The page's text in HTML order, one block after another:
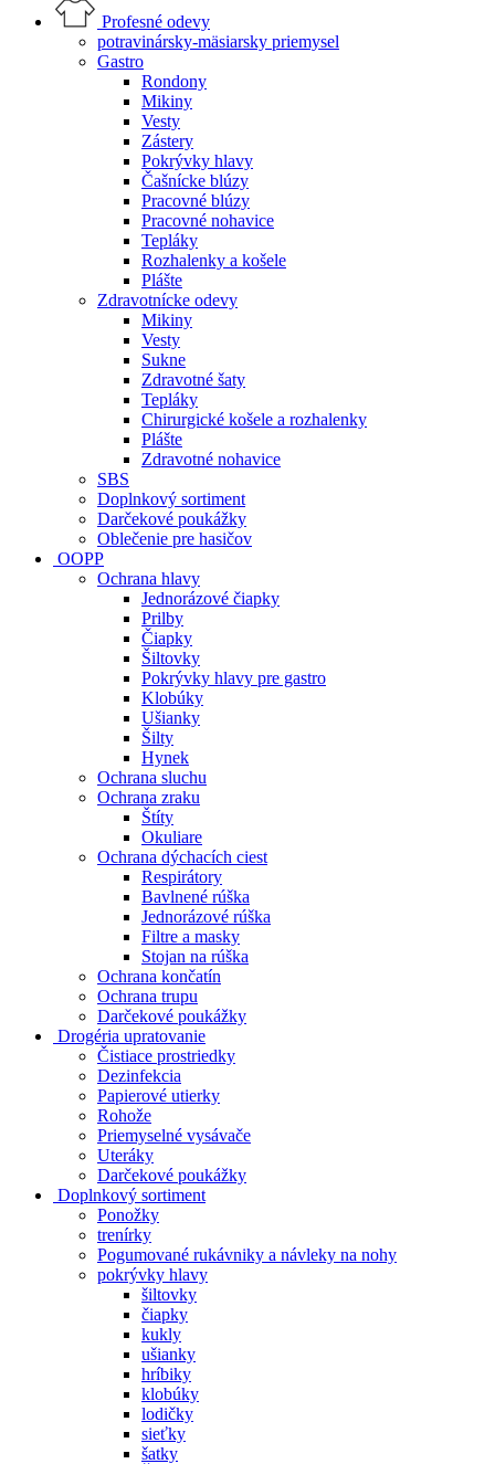
Profesné odevy
potravinársky-mäsiarsky priemysel
Gastro
Rondony
Mikiny
Vesty
Zástery
Pokrývky hlavy
Čašnícke blúzy
Pracovné blúzy
Pracovné nohavice
Tepláky
Rozhalenky a košele
Plášte
Zdravotnícke odevy
Mikiny
Vesty
Sukne
Zdravotné šaty
Tepláky
Chirurgické košele a rozhalenky
Plášte
Zdravotné nohavice
SBS
Doplnkový sortiment
Darčekové poukážky
Oblečenie pre hasičov
OOPP
Ochrana hlavy
Jednorázové čiapky
Prilby
Čiapky
Šiltovky
Pokrývky hlavy pre gastro
Klobúky
Ušianky
Šilty
Hynek
Ochrana sluchu
Ochrana zraku
Štíty
Okuliare
Ochrana dýchacích ciest
Respirátory
Bavlnené rúška
Jednorázové rúška
Filtre a masky
Stojan na rúška
Ochrana končatín
Ochrana trupu
Darčekové poukážky
Drogéria upratovanie
Čistiace prostriedky
Dezinfekcia
Papierové utierky
Rohože
Priemyselné vysávače
Uteráky
Darčekové poukážky
Doplnkový sortiment
Ponožky
trenírky
Pogumované rukávniky a návleky na nohy
pokrývky hlavy
šiltovky
čiapky
kukly
ušianky
hríbiky
klobúky
lodičky
sieťky
šatky